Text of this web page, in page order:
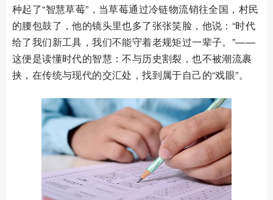
种起了“智慧草莓”，当草莓通过冷链物流销往全国，村民
的腰包鼓了，他的镜头里也多了张张笑脸，他说：“时代
给了我们新工具，我们不能守着老规矩过一辈子。”——
这便是读懂时代的智慧：不与历史割裂，也不被潮流裹
挟，在传统与现代的交汇处，找到属于自己的“戏眼”。